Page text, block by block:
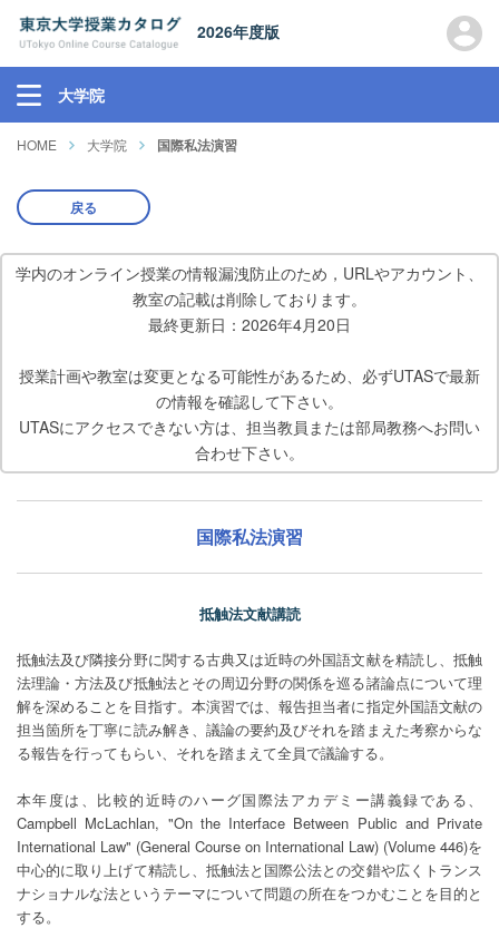
2026年度版
大学院
HOME 大学院 国際私法演習
戻る
学内のオンライン授業の情報漏洩防止のため，URLやアカウント、
教室の記載は削除しております。
最終更新日：2026年4月20日
授業計画や教室は変更となる可能性があるため、必ずUTASで最新
の情報を確認して下さい。
UTASにアクセスできない方は、担当教員または部局教務へお問い
合わせ下さい。
国際私法演習
抵触法文献講読
抵触法及び隣接分野に関する古典又は近時の外国語文献を精読し、抵触
法理論・方法及び抵触法とその周辺分野の関係を巡る諸論点について理
解を深めることを目指す。本演習では、報告担当者に指定外国語文献の
担当箇所を丁寧に読み解き、議論の要約及びそれを踏まえた考察からな
る報告を行ってもらい、それを踏まえて全員で議論する。
本年度は、比較的近時のハーグ国際法アカデミー講義録である、
Campbell McLachlan, "On the Interface Between Public and Private
International Law" (General Course on International Law) (Volume 446)を
中心的に取り上げて精読し、抵触法と国際公法との交錯や広くトランス
ナショナルな法というテーマについて問題の所在をつかむことを目的と
する。